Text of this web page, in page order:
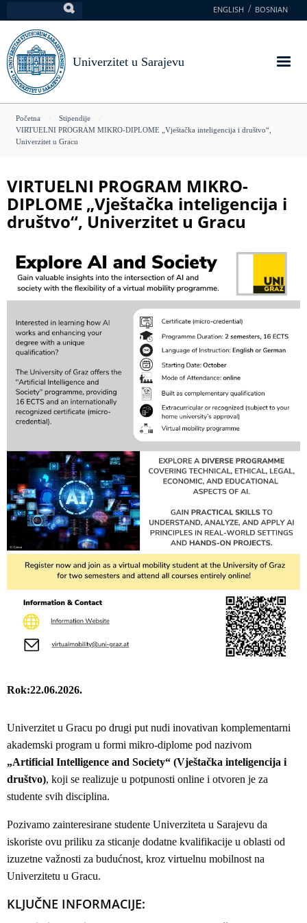
na
glavni
sadržaj
ENGLISH BOSNIAN
Univerzitet u Sarajevu
You
are
Početna
Stipendije
VIRTUELNI PROGRAM MIKRO-DIPLOME „Vještačka inteligencija i društvo“,
Univerzitet u Gracu
VIRTUELNI PROGRAM MIKRO-
DIPLOME „Vještačka inteligencija i
društvo“, Univerzitet u Gracu
Rok 22.06.2026.
Univerzitet u Gracu po drugi put nudi inovativan komplementarni
akademski program u formi mikro-diplome pod nazivom
„Artificial Intelligence and Society“ (Vještačka inteligencija i
društvo), koji se realizuje u potpunosti online i otvoren je za
studente svih disciplina.
Pozivamo zainteresirane studente Univerziteta u Sarajevu da
iskoriste ovu priliku za sticanje dodatne kvalifikacije u oblasti od
izuzetne važnosti za budućnost, kroz virtuelnu mobilnost na
Univerzitetu u Gracu.
KLJUČNE INFORMACIJE: